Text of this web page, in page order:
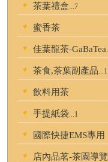
茶葉禮盒 ...7
蜜香茶
佳葉龍茶-GaBaTea
茶食,茶葉副產品 ...1
飲料用茶
手提紙袋 ...1
國際快捷EMS專用
店內品茗-茶園導覽